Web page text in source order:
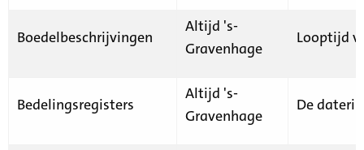
Boedelbeschrijvingen
Altijd 's-
Gravenhage
Looptijd
Bedelingsregisters
Altijd 's-
Gravenhage
De